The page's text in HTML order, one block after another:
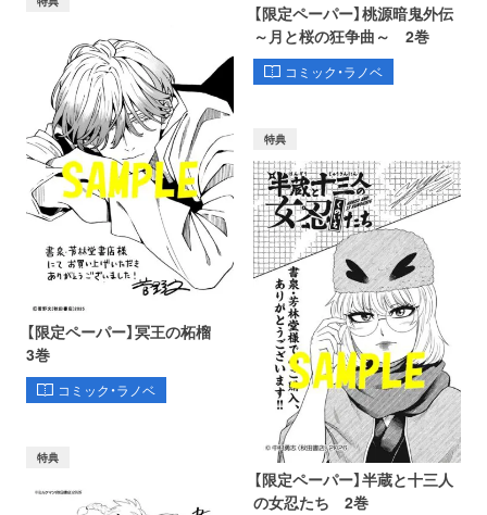
【限定ペーパー】桃源暗鬼外伝
～月と桜の狂争曲～ 2巻
コミック・ラノベ
【限定ペーパー】冥王の柘榴
3巻
コミック・ラノベ
特典
【限定ペーパー】半蔵と十三人
の女忍たち 2巻
特典